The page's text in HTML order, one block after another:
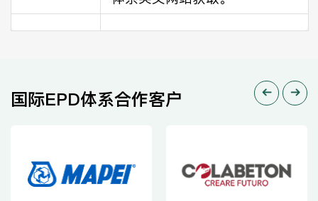
国际EPD体系合作客户